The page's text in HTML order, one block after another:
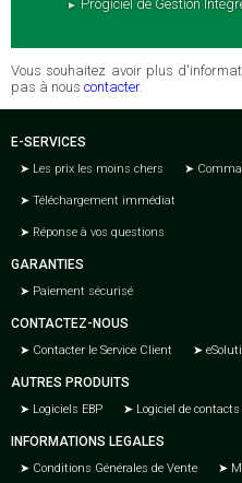
Progiciel de Gestion
Vous souhaitez avoir plus
pas à nous contacter.
E-SERVICES
Les prix les moins chers
Téléchargement immédiat
Réponse à vos questions
GARANTIES
Paiement sécurisé
CONTACTEZ-NOUS
Contacter le Service Client
AUTRES PRODUITS
Logiciels EBP Logiciel de
INFORMATIONS LEGALES
Conditions Générales de Vente